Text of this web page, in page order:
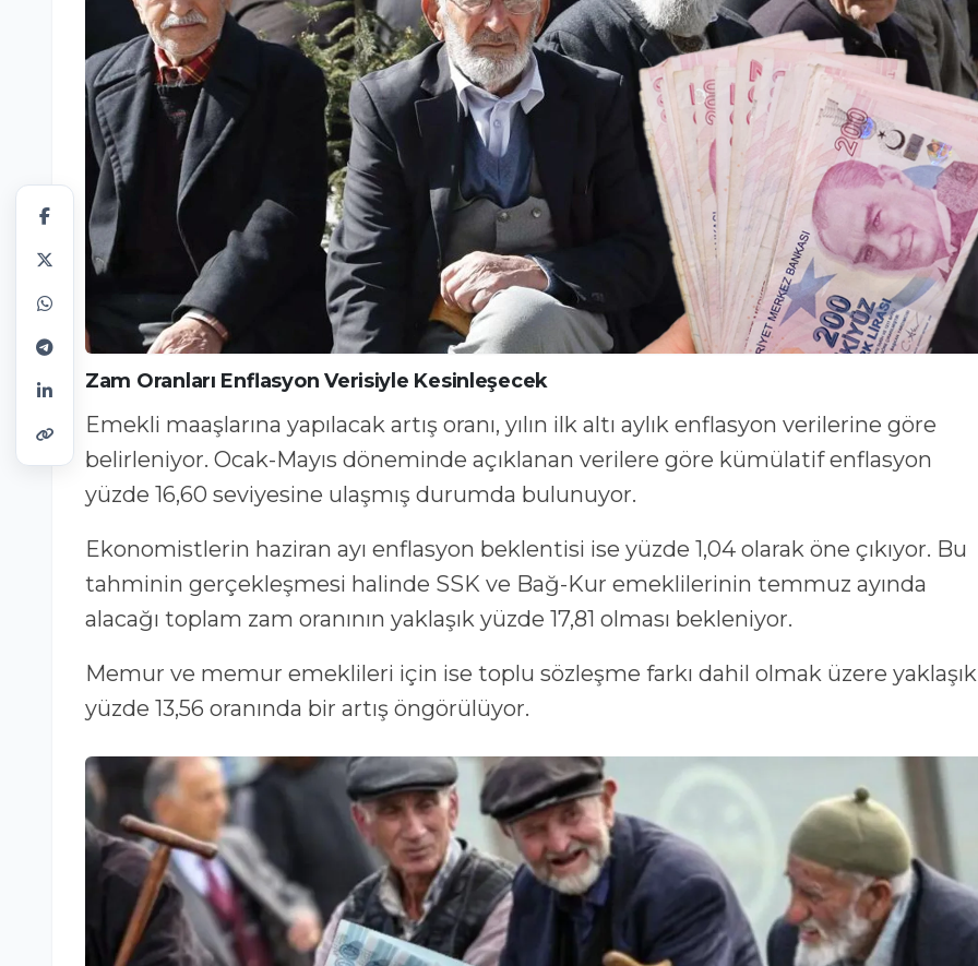
Zam Oranları Enflasyon Verisiyle Kesinleşecek
Emekli maaşlarına yapılacak artış oranı, yılın ilk altı aylık enflasyon verilerine göre
belirleniyor. Ocak-Mayıs döneminde açıklanan verilere göre kümülatif enflasyon
yüzde 16,60 seviyesine ulaşmış durumda bulunuyor.
Ekonomistlerin haziran ayı enflasyon beklentisi ise yüzde 1,04 olarak öne çıkıyor. Bu
tahminin gerçekleşmesi halinde SSK ve Bağ-Kur emeklilerinin temmuz ayında
alacağı toplam zam oranının yaklaşık yüzde 17,81 olması bekleniyor.
Memur ve memur emeklileri için ise toplu sözleşme farkı dahil olmak üzere yaklaşık
yüzde 13,56 oranında bir artış öngörülüyor.